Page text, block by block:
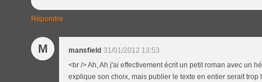
Répondre
M mansfield 31/01/2012 13:53
<br /> Ah, Ah j'ai effectivement écrit un petit roman avec un
explique son choix, mais publier le texte en entier serait trop